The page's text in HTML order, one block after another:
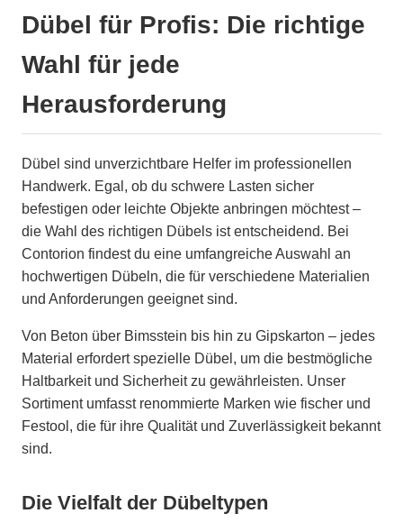
Dübel für Profis: Die richtige
Wahl für jede
Herausforderung
Dübel sind unverzichtbare Helfer im professionellen
Handwerk. Egal, ob du schwere Lasten sicher
befestigen oder leichte Objekte anbringen möchtest –
die Wahl des richtigen Dübels ist entscheidend. Bei
Contorion findest du eine umfangreiche Auswahl an
hochwertigen Dübeln, die für verschiedene Materialien
und Anforderungen geeignet sind.
Von Beton über Bimsstein bis hin zu Gipskarton – jedes
Material erfordert spezielle Dübel, um die bestmögliche
Haltbarkeit und Sicherheit zu gewährleisten. Unser
Sortiment umfasst renommierte Marken wie fischer und
Festool, die für ihre Qualität und Zuverlässigkeit bekannt
sind.
Die Vielfalt der Dübeltypen